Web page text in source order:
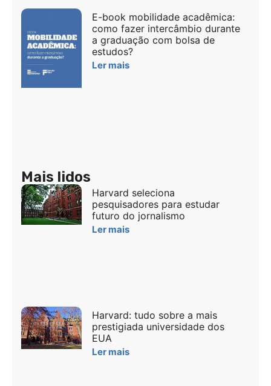
E-book mobilidade acadêmica:
como fazer intercâmbio durante
a graduação com bolsa de
estudos?
Ler mais
Mais lidos
Harvard seleciona
pesquisadores para estudar
futuro do jornalismo
Ler mais
Harvard: tudo sobre a mais
prestigiada universidade dos
EUA
Ler mais